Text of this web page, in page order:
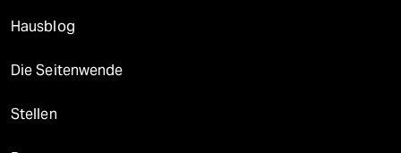
Hausblog
Die Seitenwende
Stellen